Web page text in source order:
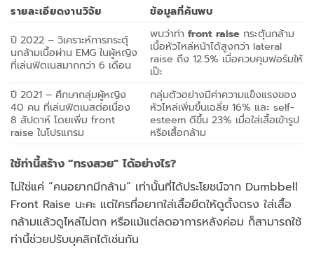
รายละเอียดงานวิจัย
ข้อมูลที่ค้นพบ
ปี 2022 – วิเคราะห์การกระตุ้
นกล้ามเนื้อผ่าน EMG ในผู้หญิง
ที่เล่นฟิตเนสมากกว่า 6 เดือน
พบว่าท่าfront raise กระตุ้นกล้าม
เนื้อหัวไหล่หน้าได้สูงกว่า lateral
raise ถึง 12.5% เมื่อควบคุมฟอร์มให้
เป๊ะ
ปี 2021 – ศึกษากลุ่มผู้หญิง
40 คน ที่เล่นฟิตเนสต่อเนื่อง
8 สัปดาห์ โดยเพิ่ม front
raise ในโปรแกรม
กลุ่มตัวอย่างมีค่าความแข็งแรงของ
หัวไหล่เพิ่มขึ้นเฉลี่ย 16% และ self-
esteem ดีขึ้น 23% เมื่อใส่เสื้อเข้ารูป
หรือเสื้อกล้าม
ใช้ท่านี้สร้าง “ทรงสวย” ได้อย่างไร?
ไม่ใช่แค่ “คนอยากมีกล้าม” เท่านั้นที่ได้ประโยชน์จาก Dumbbell
Front Raise นะคะ แต่ใครที่อยากใส่เสื้อยืดให้ดูตั้งตรง ใส่เสื้อ
กล้ามแล้วดูไหล่ไม่ตก หรือแม้แต่ลดอาการหลังค่อม ก็สามารถใช้
ท่านี้ช่วยปรับบุคลิกได้เช่นกัน